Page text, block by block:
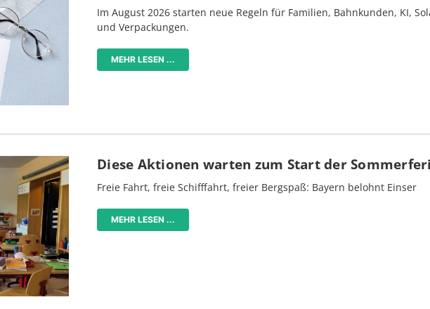
Im August 2026 starten neue Regeln für Familien, Bahnkunden, KI,
und Verpackungen.
MEHR LESEN ...
Diese Aktionen warten zum Start der
Freie Fahrt, freie Schifffahrt, freier Bergspaß: Bayern belohnt Einser
MEHR LESEN ...